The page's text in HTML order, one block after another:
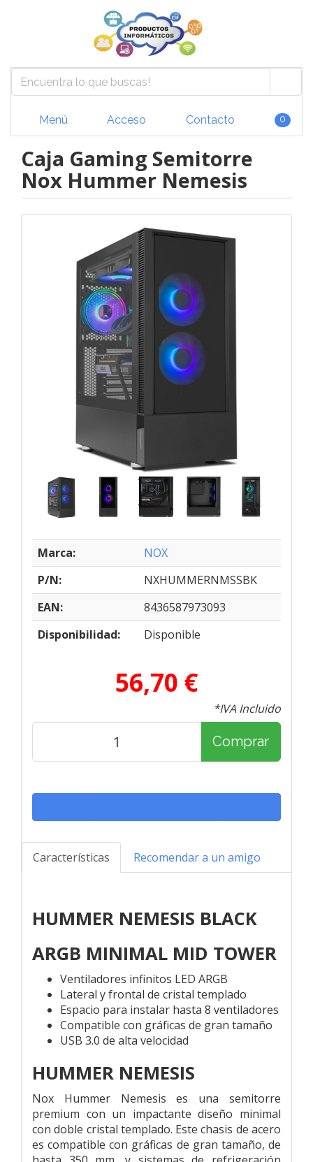
Menú Acceso Contacto 0
Caja Gaming Semitorre
Nox Hummer Nemesis
Marca:
NOX
P/N:
NXHUMMERNMSSBK
EAN:
8436587973093
Disponibilidad:
Disponible
56,70 €
*IVA Incluido
Comprar
Características Recomendar a un amigo
HUMMER NEMESIS BLACK
ARGB MINIMAL MID TOWER
Ventiladores infinitos LED ARGB
Lateral y frontal de cristal templado
Espacio para instalar hasta 8 ventiladores
Compatible con gráficas de gran tamaño
USB 3.0 de alta velocidad
HUMMER NEMESIS
Nox Hummer Nemesis es una semitorre
premium con un impactante diseño minimal
con doble cristal templado. Este chasis de acero
es compatible con gráficas de gran tamaño, de